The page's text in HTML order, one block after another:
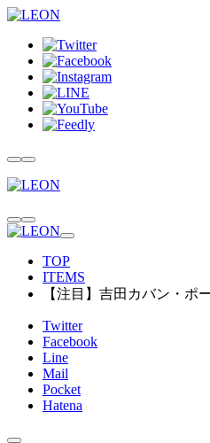
TOP
ITEMS
【注目】吉田カバン・ポ
Twitter
Facebook
Line
Mail
Pocket
Hatena